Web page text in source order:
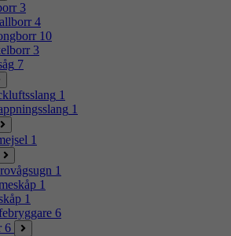
3
4
10
3
7
1
1
1
1
1
1
6
6